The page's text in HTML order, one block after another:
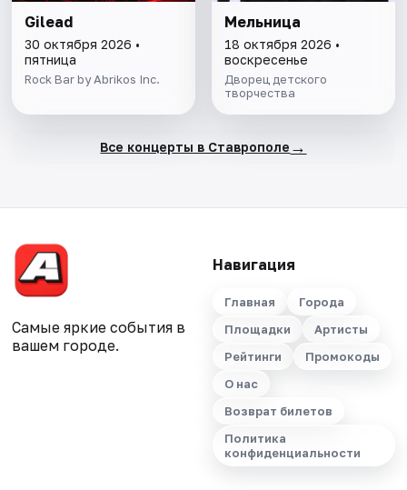
Gilead
30 октября 2026 •
пятница
Rock Bar by Abrikos Inc.
Мельница
18 октября 2026 •
воскресенье
Дворец детского
творчества
Все концерты в Ставрополе →
Самые яркие события в
вашем городе.
Навигация
Главная
Города
Площадки
Артисты
Рейтинги
Промокоды
О нас
Возврат билетов
Политика
конфиденциальности